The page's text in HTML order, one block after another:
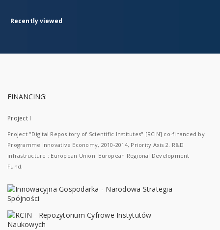
Recently viewed
FINANCING:
Project I
Project "Digital Repository of Scientific Institutes" [RCIN] co-financed by
Programme Innovative Economy, 2010-2014, Priority Axis 2. R&D
infrastructure ; European Union. European Regional Development
Fund.